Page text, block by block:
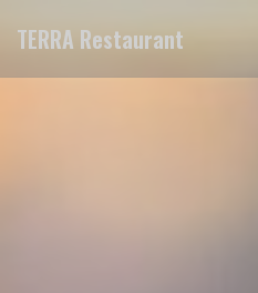
TERRA Restaurant